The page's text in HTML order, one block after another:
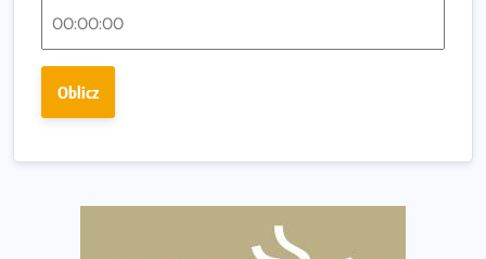
Fabrykanta. Organizatorzy odkrywają trasę dzień po
wybiera wyzwanie trzech największych maratonów w
Praska 5k Run gospodarzem Mistrzostw Polski
Największy Bieg Powstania Warszawskiego w historii.
Ponad 12 tysięcy uczestników pobiegło dla Bohaterów!
Oblicz